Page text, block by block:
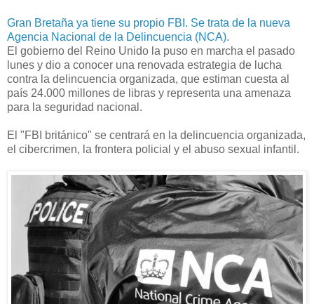
Gran Bretaña ya tiene su propio FBI. Se trata de la nueva
Agencia Nacional de la Delincuencia (NCA).
El gobierno del Reino Unido la puso en marcha el pasado
lunes y dio a conocer una renovada estrategia de lucha
contra la delincuencia organizada, que estiman cuesta al
país 24.000 millones de libras y representa una amenaza
para la seguridad nacional.
El "FBI británico" se centrará en la delincuencia organizada,
el cibercrimen, la frontera policial y el abuso sexual infantil.